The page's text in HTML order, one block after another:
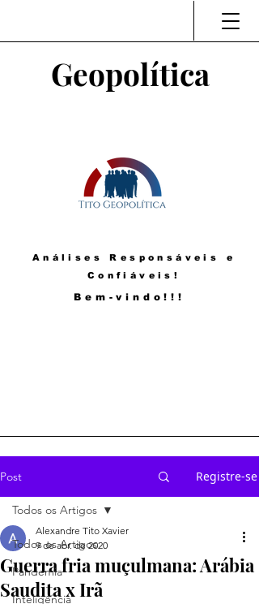
Geopolítica
Análises Responsáveis e
Confiáveis!
Bem-vindo!!!
Post Registre-se
Todos os Artigos
Pandemia
Inteligência
Todos os Artigos
Guerra fria muçulmana: Arábia
Saudita x Irã
Alexandre Tito Xavier
9 de abr. de 2020